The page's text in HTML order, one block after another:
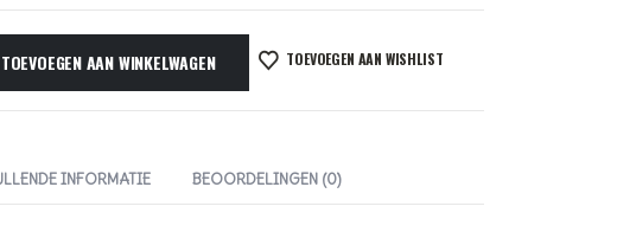
TOEVOEGEN AAN WINKELWAGEN TOEVOEGEN AAN WISHLIST
INFORMATIE BEOORDELINGEN (0)